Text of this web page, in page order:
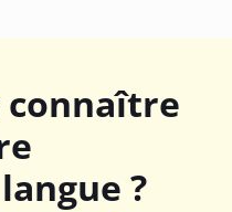
connaître
?